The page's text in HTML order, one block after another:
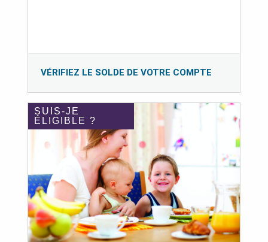
VÉRIFIEZ LE SOLDE DE VOTRE COMPTE
SUIS-JE
ÉLIGIBLE ?